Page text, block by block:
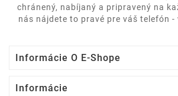
chránený, nabíjaný a pripravený na
nás nájdete to pravé pre váš telefón -
Informácie O E-Shope
Informácie